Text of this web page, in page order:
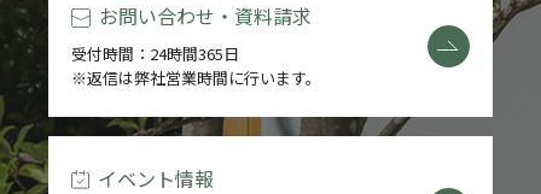
お問い合わせ・資料請求
受付時間：24時間365日
※返信は弊社営業時間に行います。
イベント情報